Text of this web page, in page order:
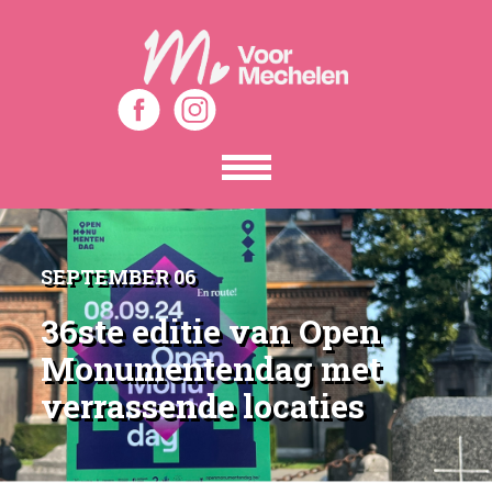
Toon
het
menu
SEPTEMBER 06
36ste editie van Open
Monumentendag met
verrassende locaties